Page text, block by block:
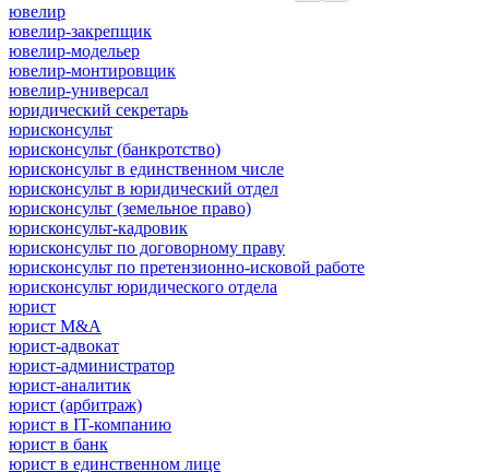
ювелир
ювелир-закрепщик
ювелир-модельер
ювелир-монтировщик
ювелир-универсал
юридический секретарь
юрисконсульт
юрисконсульт (банкротство)
юрисконсульт в единственном числе
юрисконсульт в юридический отдел
юрисконсульт (земельное право)
юрисконсульт-кадровик
юрисконсульт по договорному праву
юрисконсульт по претензионно-исковой работе
юрисконсульт юридического отдела
юрист
юрист M&A
юрист-адвокат
юрист-администратор
юрист-аналитик
юрист (арбитраж)
юрист в IT-компанию
юрист в банк
юрист в единственном лице